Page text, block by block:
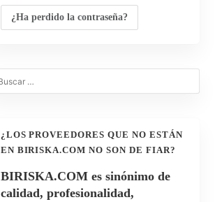
¿Ha perdido la contraseña?
¿LOS PROVEEDORES QUE NO ESTÁN
EN BIRISKA.COM NO SON DE FIAR?
BIRISKA.COM es sinónimo de
calidad, profesionalidad,